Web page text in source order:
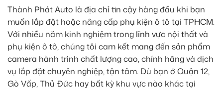
Thành Phát Auto là địa chỉ tin cậy hàng đầu khi bạn
muốn lắp đặt hoặc nâng cấp phụ kiện ô tô tại TPHCM.
Với nhiều năm kinh nghiệm trong lĩnh vực nội thất và
phụ kiện ô tô, chúng tôi cam kết mang đến sản phẩm
camera hành trình chất lượng cao, chính hãng và dịch
vụ lắp đặt chuyên nghiệp, tận tâm. Dù bạn ở Quận 12,
Gò Vấp, Thủ Đức hay bất kỳ khu vực nào khác tại